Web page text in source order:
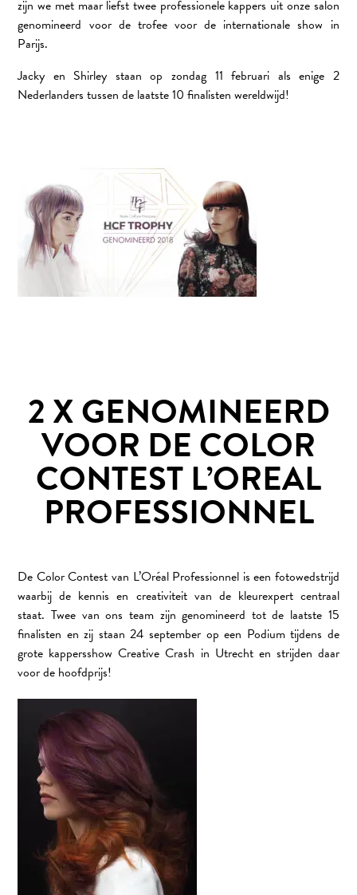
zijn we met maar liefst twee professionele kappers uit onze salon
genomineerd voor de trofee voor de internationale show in
Parijs.
Jacky en Shirley staan op zondag 11 februari als enige 2
Nederlanders tussen de laatste 10 finalisten wereldwijd!
2 X GENOMINEERD
VOOR DE COLOR
CONTEST L’OREAL
PROFESSIONNEL
De Color Contest van L’Oréal Professionnel is een fotowedstrijd
waarbij de kennis en creativiteit van de kleurexpert centraal
staat. Twee van ons team zijn genomineerd tot de laatste 15
finalisten en zij staan 24 september op een Podium tijdens de
grote kappersshow Creative Crash in Utrecht en strijden daar
voor de hoofdprijs!